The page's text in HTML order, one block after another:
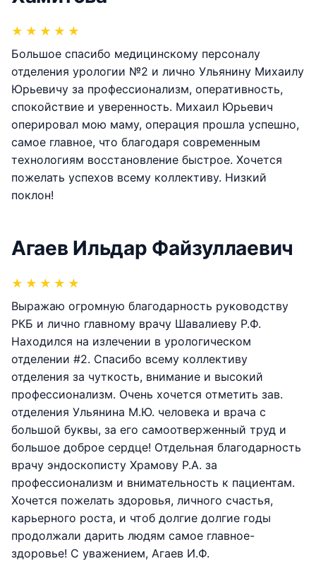
★ ★ ★ ★ ★
Большое спасибо медицинскому персоналу
отделения урологии №2 и лично Ульянину Михаилу
Юрьевичу за профессионализм, оперативность,
спокойствие и уверенность. Михаил Юрьевич
оперировал мою маму, операция прошла успешно,
самое главное, что благодаря современным
технологиям восстановление быстрое. Хочется
пожелать успехов всему коллективу. Низкий
поклон!
Агаев Ильдар Файзуллаевич
★ ★ ★ ★ ★
Выражаю огромную благодарность руководству
РКБ и лично главному врачу Шавалиеву Р.Ф.
Находился на излечении в урологическом
отделении #2. Спасибо всему коллективу
отделения за чуткость, внимание и высокий
профессионализм. Очень хочется отметить зав.
отделения Ульянина М.Ю. человека и врача с
большой буквы, за его самоотверженный труд и
большое доброе сердце! Отдельная благодарность
врачу эндоскописту Храмову Р.А. за
профессионализм и внимательность к пациентам.
Хочется пожелать здоровья, личного счастья,
карьерного роста, и чтоб долгие долгие годы
продолжали дарить людям самое главное-
здоровье! С уважением, Агаев И.Ф.